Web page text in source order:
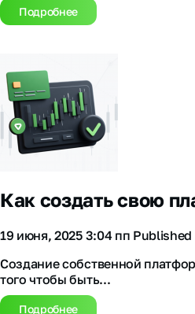
Подробнее
Как создать свою
19 июня, 2025 3:04 пп Published
Создание собственной
того чтобы быть...
Подробнее